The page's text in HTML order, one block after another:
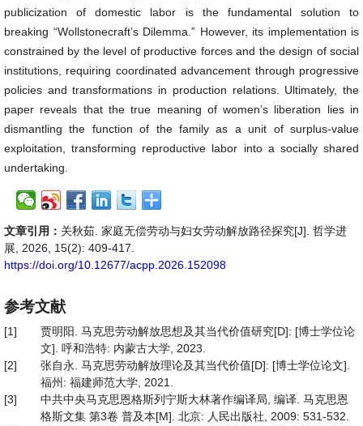
publicization of domestic labor is the fundamental solution to
breaking “Wollstonecraft’s Dilemma.” However, its implementation is
constrained by the level of productive forces and the design of social
institutions, requiring coordinated advancement through progressive
policies and transformations in production relations. Ultimately, the
paper reveals that the true meaning of women’s liberation lies in
dismantling the function of the family as a unit of surplus-value
exploitation, transforming reproductive labor into a socially shared
undertaking.
文章引用： 关秋茹. 家庭无偿劳动与妇女劳动解放路径探究[J]. 哲学进
展, 2026, 15(2): 409-417.
https://doi.org/10.12677/acpp.2026.152098
参考文献
[1]
贾明阳. 马克思劳动解放思想及其当代价值研究[D]: [博士学位论
文]. 呼和浩特: 内蒙古大学, 2023.
[2]
张自永. 马克思劳动解放理论及其当代价值[D]: [博士学位论文].
福州: 福建师范大学, 2021.
[3]
中共中央马克思恩格斯列宁斯大林著作编译局, 编译. 马克思恩
格斯文集 第3卷 普及本[M]. 北京: 人民出版社, 2009: 531-532.